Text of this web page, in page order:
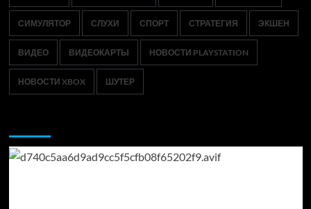
СИМУЛЯТОР СЛУХИ СПОРТ СТРАТЕГИЯ ЭКШЕН
ВИДЕО ВИДЕОКАРТЫ НОВОСТИ PLAYSTATION
НОВОСТИ XBOX ШУТЕР